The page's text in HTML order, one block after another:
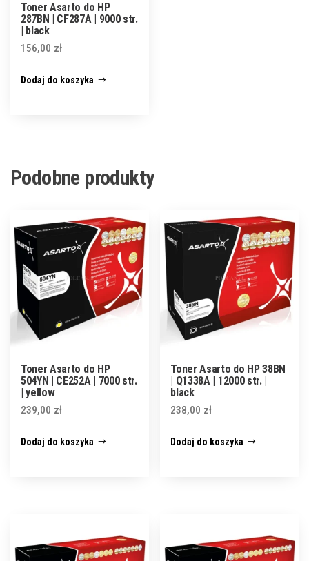
Toner Asarto do HP
287BN | CF287A | 9000 str.
| black
156,00 zł
Dodaj do koszyka
Podobne produkty
Toner Asarto do HP
504YN | CE252A | 7000 str.
| yellow
239,00 zł
Dodaj do koszyka
Toner Asarto do HP 38BN
| Q1338A | 12000 str. |
black
238,00 zł
Dodaj do koszyka